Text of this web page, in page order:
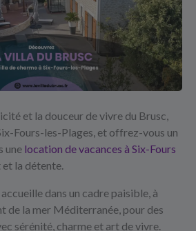
et la douceur de vivre du Brusc,
Fours-les-Plages, et offrez-vous un
une location de vacances à Six-Fours
la détente.
dans un cadre paisible, à
de la mer Méditerranée, pour des
sérénité, charme et art de vivre.